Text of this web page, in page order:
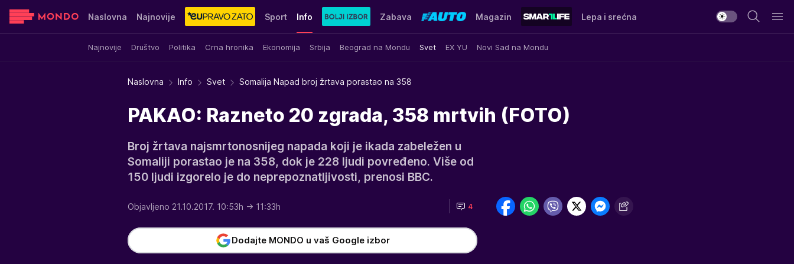
Naslovna Najnovije Sport Info
Najnovije Društvo Politika Crna hronika Ekonomija Srbija Beograd na Mondu Svet EX YU Novi Sad na Mondu
Zabava Magazin Lepa i srećna
Sensa Stvar ukusa Yumama
Naslovna Info Svet Somalija Napad broj žrtava porastao na 358
PAKAO: Razneto 20 zgrada, 358 mrtvih (FOTO)
Broj žrtava najsmrtonosnijeg napada koji je ikada zabeležen u
Somaliji porastao je na 358, dok je 228 ljudi povređeno. Više od
150 ljudi izgorelo je do neprepoznatljivosti, prenosi BBC.
Objavljeno 21.10.2017. 10:53h → 11:33h 4
Dodajte MONDO u vaš Google izbor